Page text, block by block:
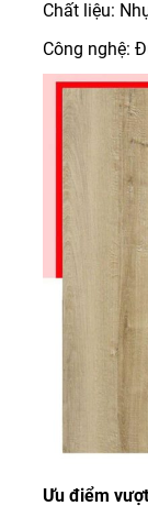
Chất liệu:
Công nghệ:
Ưu điểm